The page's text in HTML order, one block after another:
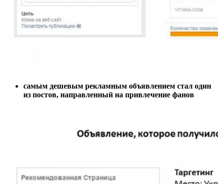
самым дешевым рекламным объявлением стал один
из постов, направленный на привлечение фанов